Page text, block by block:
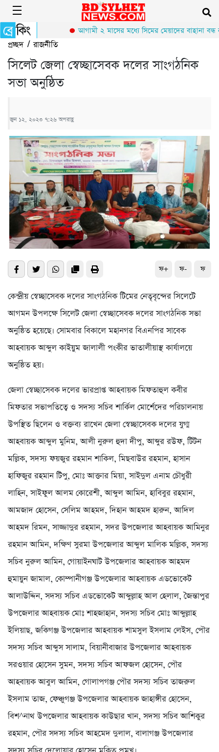
আগামী ২ মাসের মধ্যে সিমের মেয়াদের বাহানা বন্ধ
প্রচ্ছদ/রাজনীতি
সিলেট জেলা স্বেচ্ছাসেবক দলের সাংগঠনিক
সভা অনুষ্ঠিত
জুন ১২, ২০২৩ ৭:২৬ অপরাহ্ণ
ফ+ ফ- ফ
কেন্দ্রীয় স্বেচ্ছাসেবক দলের সাংগঠনিক টিমের নেতৃবৃন্দের সিলেটে
আগমন উপলক্ষে সিলেট জেলা স্বেচ্ছাসেবক দলের সাংগঠনিক সভা
অনুষ্ঠিত হয়েছে। সোমবার বিকালে মহানগর বিএনপির সাবেক
আহবায়ক আব্দুল কাইয়ুম জালালী পংকীর ভাতালীয়াস্থ কার্যালয়ে
অনুষ্ঠিত হয়।
জেলা স্বেচ্ছাসেবক দলের ভারপ্রাপ্ত আহবায়ক মিফতাহুল কবীর
মিফতার সভাপতিত্বে ও সদস্য সচিব শার্কিল মোর্শেদের পরিচালনায়
উপস্থিত ছিলেন ও বক্তব্য রাখেন জেলা স্বেচ্ছাসেবক দলের যুগ্ম
আহবায়ক আব্দুল মুনিম, আলী নুরুল হুদা দীপু, আব্দুর রউফ, টিটন
মল্লিক, সদস্য ফয়জুর রহমান শাকিল, মিছবাউর রহমান, হাসান
হাফিজুর রহমান টিপু, মোঃ আক্তার মিয়া, সাইদুল এনাম চৌধুরী
লাহিন, সাইফুল আলম কোরেশী, আব্দুল আমিন, হাবিবুর রহমান,
আমজাদ হোসেন, সেলিম আহমদ, দিহান আহমদ হারুন, আদিল
আহমদ রিমন, সাজ্জাদুর রহমান, সদর উপজেলার আহবায়ক আমিনুর
রহমান আমিন, দক্ষিণ সুরমা উপজেলার আব্দুল মালিক মল্লিক, সদস্য
সচিব নুরুল আমিন, গোয়াইনঘাট উপজেলার আহবায়ক আহমদ
হুমায়ুন জামাল, কোম্পানীগঞ্জ উপজেলার আহবায়ক এডভোকেট
আলাউদ্দিন, সদস্য সচিব এডভোকেট আব্দুল্লাহ আল হেলাল, জৈন্তাপুর
উপজেলার আহবায়ক মোঃ শাহজাহান, সদস্য সচিব মোঃ আব্দুল্লাহ
ইলিয়াছ, জকিগঞ্জ উপজেলার আহবায়ক শামসুল ইসলাম লেইস, পৌর
সদস্য সচিব আব্দুস সালাম, বিয়ানীবাজার উপজেলার আহবায়ক
সরওয়ার হোসেন সুমন, সদস্য সচিব আফজল হোসেন, পৌর
আহবায়ক আবুল আমিন, গোলাপগঞ্জ পৌর সদস্য সচিব তাজরুল
ইসলাম তাজ, ফেঞ্চুগঞ্জ উপজেলার আহবায়ক জাহাঙ্গীর হোসেন,
বিশ^নাথ উপজেলার আহবায়ক কাউছার খান, সদস্য সচিব আশিকুর
রহমান, পৌর সদস্য সচিব আহমেদ দুলাল, বালাগঞ্জ উপজেলার